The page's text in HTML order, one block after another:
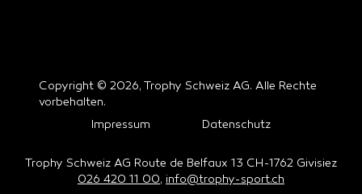
Copyright © 2026, Trophy Schweiz AG. Alle Rechte
vorbehalten.
Impressum
Datenschutz
Trophy Schweiz AG Route de Belfaux 13 CH-1762 Givisiez
026 420 11 00, info@trophy-sport.ch